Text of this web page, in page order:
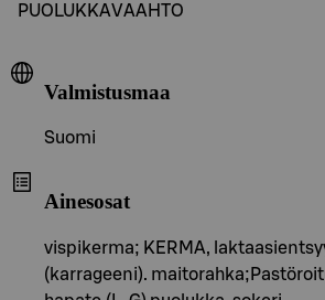
PUOLUKKAVAAHTO
Valmistusmaa
Suomi
Ainesosat
vispikerma; KERMA,
(karrageeni).